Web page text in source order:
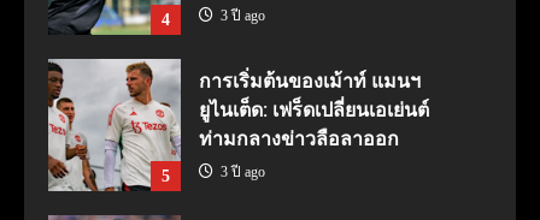
4 3 ปี ago
5
การเริ่มต้นของเม้าท์ แมนฯ
ยูไนเต็ด: เฟร็ดเปลี่ยนเอเย่นต์
ท่ามกลางข่าวลือลาออก
3 ปี ago